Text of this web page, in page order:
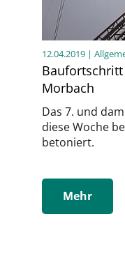
12.04.2019 |
Baufortschritt
Morbach
Das 7. und
diese Woche
betoniert.
Mehr